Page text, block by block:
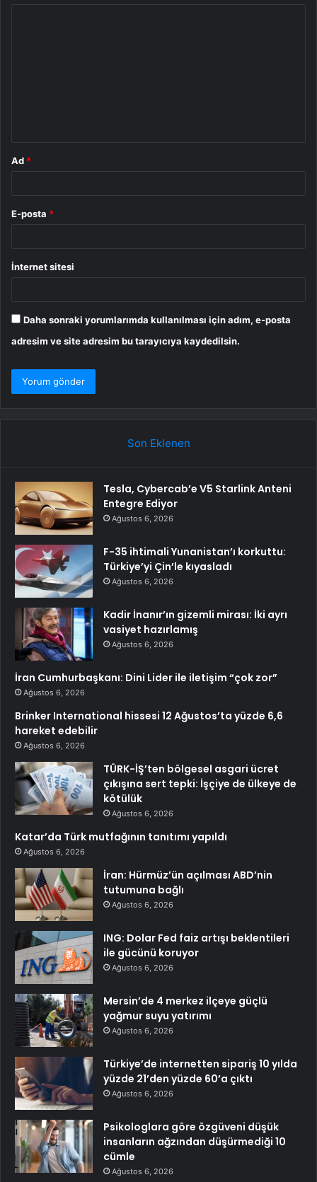
Ad *
E-posta *
İnternet sitesi
Daha sonraki yorumlarımda kullanılması için adım, e-posta
adresim ve site adresim bu tarayıcıya kaydedilsin.
Son Eklenen
Tesla, Cybercab’e V5 Starlink Anteni
Entegre Ediyor
Ağustos 6, 2026
F-35 ihtimali Yunanistan’ı korkuttu:
Türkiye’yi Çin’le kıyasladı
Ağustos 6, 2026
Kadir İnanır’ın gizemli mirası: İki ayrı
vasiyet hazırlamış
Ağustos 6, 2026
İran Cumhurbaşkanı: Dini Lider ile iletişim “çok zor”
Ağustos 6, 2026
Brinker International hissesi 12 Ağustos’ta yüzde 6,6
hareket edebilir
Ağustos 6, 2026
TÜRK-İŞ’ten bölgesel asgari ücret
çıkışına sert tepki: İşçiye de ülkeye de
kötülük
Ağustos 6, 2026
Katar’da Türk mutfağının tanıtımı yapıldı
Ağustos 6, 2026
İran: Hürmüz’ün açılması ABD’nin
tutumuna bağlı
Ağustos 6, 2026
ING: Dolar Fed faiz artışı beklentileri
ile gücünü koruyor
Ağustos 6, 2026
Mersin’de 4 merkez ilçeye güçlü
yağmur suyu yatırımı
Ağustos 6, 2026
Türkiye’de internetten sipariş 10 yılda
yüzde 21’den yüzde 60’a çıktı
Ağustos 6, 2026
Psikologlara göre özgüveni düşük
insanların ağzından düşürmediği 10
cümle
Ağustos 6, 2026